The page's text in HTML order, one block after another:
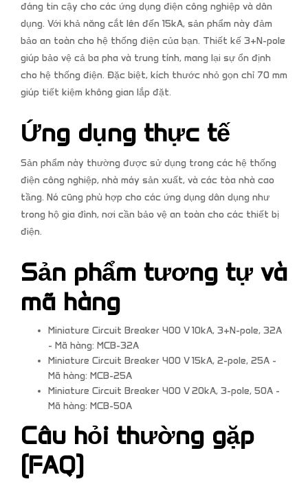
đáng tin cậy cho các ứng dụng điện công nghiệp và dân
dụng. Với khả năng cắt lên đến 15kA, sản phẩm này đảm
bảo an toàn cho hệ thống điện của bạn. Thiết kế 3+N-pole
giúp bảo vệ cả ba pha và trung tính, mang lại sự ổn định
cho hệ thống điện. Đặc biệt, kích thước nhỏ gọn chỉ 70 mm
giúp tiết kiệm không gian lắp đặt.
Ứng dụng thực tế
Sản phẩm này thường được sử dụng trong các hệ thống
điện công nghiệp, nhà máy sản xuất, và các tòa nhà cao
tầng. Nó cũng phù hợp cho các ứng dụng dân dụng như
trong hộ gia đình, nơi cần bảo vệ an toàn cho các thiết bị
điện.
Sản phẩm tương tự và
mã hàng
Miniature Circuit Breaker 400 V 10kA, 3+N-pole, 32A
- Mã hàng: MCB-32A
Miniature Circuit Breaker 400 V 15kA, 2-pole, 25A -
Mã hàng: MCB-25A
Miniature Circuit Breaker 400 V 20kA, 3-pole, 50A -
Mã hàng: MCB-50A
Câu hỏi thường gặp
(FAQ)